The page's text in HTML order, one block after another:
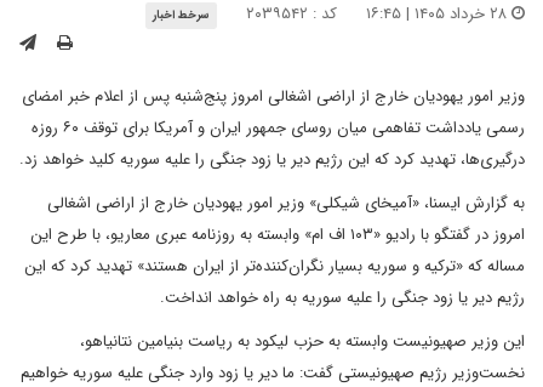
کد : ۲۰۳۹۵۴۲ سرخط اخبار
وزیر امور یهودیان خارج از اراضی اشغالی امروز پنج‌شنبه پس از اعلام خبر امضای
رسمی یادداشت تفاهمی میان روسای جمهور ایران و آمریکا برای توقف ۶۰ روزه
درگیری‌ها، تهدید کرد که این رژیم دیر یا زود جنگی را علیه سوریه کلید خواهد زد.
به گزارش ایسنا، «آمیخای شیکلی» وزیر امور یهودیان خارج از اراضی اشغالی
امروز در گفتگو با رادیو «۱۰۳ اف ام» وابسته به روزنامه عبری معاریو، با طرح این
مساله که «ترکیه و سوریه بسیار نگران‌کننده‌تر از ایران هستند» تهدید کرد که این
رژیم دیر یا زود جنگی را علیه سوریه به راه خواهد انداخت.
این وزیر صهیونیست وابسته به حزب لیکود به ریاست بنیامین نتانیاهو،
نخست‌وزیر رژیم صهیونیستی گفت: ما دیر یا زود وارد جنگی علیه سوریه خواهیم